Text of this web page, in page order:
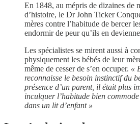
En 1848, au mépris de dizaines de
d’histoire, le Dr John Ticker
mères contre l’habitude de bercer
endormir de peur qu’ils en
Les spécialistes se mirent aussi à
physiquement les bébés de leur
même de cesser de s’en occuper. «
reconnaisse le besoin instinctif du
présence d’un parent, il était plus
inculquer l’habitude bien
dans un lit d’enfant »